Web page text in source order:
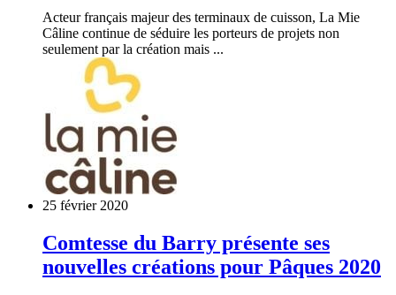
Acteur français majeur des terminaux de cuisson, La Mie
Câline continue de séduire les porteurs de projets non
seulement par la création mais ...
25 février 2020
Comtesse du Barry présente ses
nouvelles créations pour Pâques 2020